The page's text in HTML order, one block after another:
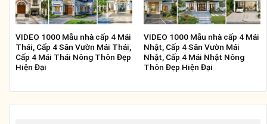
VIDEO 1000 Mẫu nhà cấp 4 Mái
Thái, Cấp 4 Sân Vườn Mái Thái,
Cấp 4 Mái Thái Nông Thôn Đẹp
Hiện Đại
VIDEO 1000 Mẫu nhà cấp 4 Mái
Nhật, Cấp 4 Sân Vườn Mái
Nhật, Cấp 4 Mái Nhật Nông
Thôn Đẹp Hiện Đại